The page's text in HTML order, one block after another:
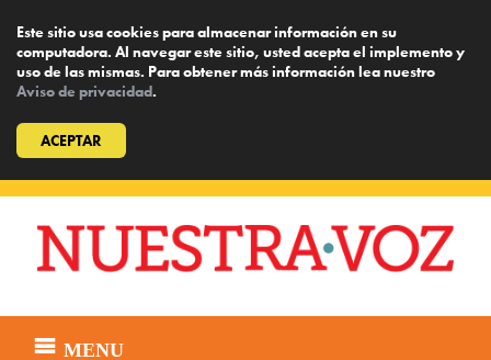
Este sitio usa cookies para almacenar información en su
computadora. Al navegar este sitio, usted acepta el implemento y
uso de las mismas. Para obtener más información lea nuestro
Aviso de privacidad.
ACEPTAR
content
MENU